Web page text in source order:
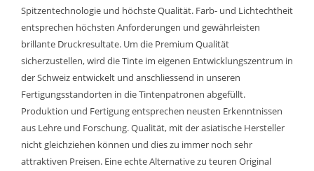
Spitzentechnologie und höchste Qualität. Farb- und Lichtechtheit
entsprechen höchsten Anforderungen und gewährleisten
brillante Druckresultate. Um die Premium Qualität
sicherzustellen, wird die Tinte im eigenen Entwicklungszentrum in
der Schweiz entwickelt und anschliessend in unseren
Fertigungsstandorten in die Tintenpatronen abgefüllt.
Produktion und Fertigung entsprechen neusten Erkenntnissen
aus Lehre und Forschung. Qualität, mit der asiatische Hersteller
nicht gleichziehen können und dies zu immer noch sehr
attraktiven Preisen. Eine echte Alternative zu teuren Original